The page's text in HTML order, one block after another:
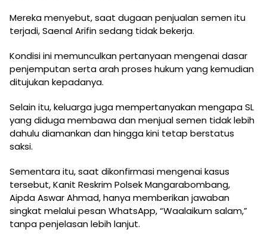
Mereka menyebut, saat dugaan penjualan semen itu
terjadi, Saenal Arifin sedang tidak bekerja.
Kondisi ini memunculkan pertanyaan mengenai dasar
penjemputan serta arah proses hukum yang kemudian
ditujukan kepadanya.
Selain itu, keluarga juga mempertanyakan mengapa SL
yang diduga membawa dan menjual semen tidak lebih
dahulu diamankan dan hingga kini tetap berstatus
saksi.
Sementara itu, saat dikonfirmasi mengenai kasus
tersebut, Kanit Reskrim Polsek Mangarabombang,
Aipda Aswar Ahmad, hanya memberikan jawaban
singkat melalui pesan WhatsApp, “Waalaikum salam,”
tanpa penjelasan lebih lanjut.